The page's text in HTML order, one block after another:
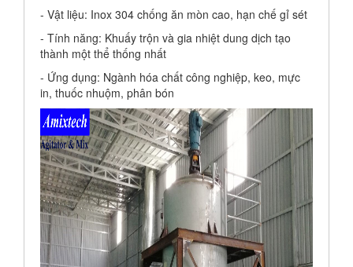
- Vật liệu: Inox 304 chống ăn mòn cao, hạn chế gỉ sét
- Tính năng: Khuấy trộn và gia nhiệt dung dịch tạo
thành một thể thống nhất
- Ứng dụng: Ngành hóa chất công nghiệp, keo, mực
in, thuốc nhuộm, phân bón